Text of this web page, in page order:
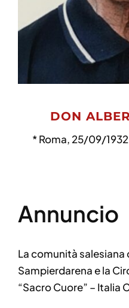
DON
* Roma, 25/09/
Annuncio
La comunità salesiana
Sampierdarena e la
“Sacro Cuore” – Italia